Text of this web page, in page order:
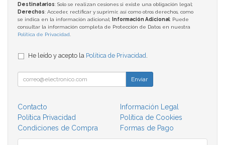
Destinatarios: Solo se realizan cesiones si existe una obligación legal;
Derechos: Acceder, rectificar y suprimir, así como otros derechos, como
se indica en la información adicional;
Información Adicional: Puede
consultar la información completa de Protección de Datos en nuestra
Política de Privacidad
He leído y acepto la Política de Privacidad
Enviar
Contacto
Información Legal
Política Privacidad
Política de Cookies
Condiciones de Compra
Formas de Pago